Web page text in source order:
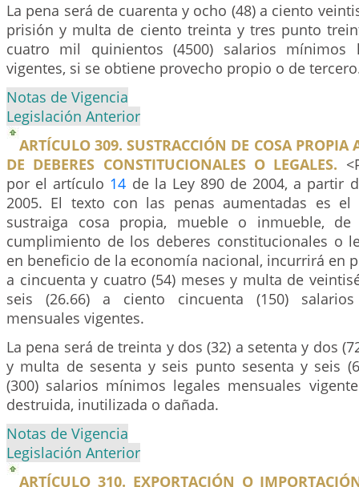
La pena será de cuarenta y ocho (48) a ciento
prisión y multa de ciento treinta y tres punto
cuatro mil quinientos (4500) salarios mínimos
vigentes, si se obtiene provecho propio o de
Notas de Vigencia
Legislación Anterior
ARTÍCULO 309. SUSTRACCIÓN DE COSA
DE DEBERES CONSTITUCIONALES O LEGALES.
por el artículo 14 de la Ley 890 de 2004, a partir
2005. El texto con las penas aumentadas es el
sustraiga cosa propia, mueble o inmueble,
cumplimiento de los deberes constitucionales o
en beneficio de la economía nacional, incurrirá en
a cincuenta y cuatro (54) meses y multa de
seis (26.66) a ciento cincuenta (150)
mensuales vigentes.
La pena será de treinta y dos (32) a setenta y dos
y multa de sesenta y seis punto sesenta y seis
(300) salarios mínimos legales mensuales
destruida, inutilizada o dañada.
Notas de Vigencia
Legislación Anterior
ARTÍCULO 310. EXPORTACIÓN O